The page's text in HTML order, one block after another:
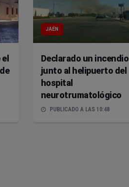
JAÉN
Declarado un incendio
junto al helipuerto del
hospital
neurotrumatológico
PUBLICADO A LAS 10:48